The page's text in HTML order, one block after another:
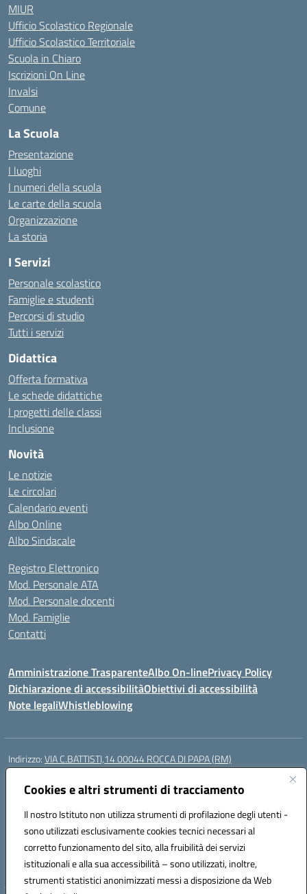
Cookies e altri strumenti di tracciamento
Il nostro Istituto non utilizza strumenti di profilazione degli utenti -
sono utilizzati esclusivamente cookies tecnici necessari al
corretto funzionamento del sito, alla fruibilità dei servizi
istituzionali e alla sua accessibilità – sono utilizzati, inoltre,
strumenti statistici anonimizzati messi a disposizione da Web
MIUR
Ufficio Scolastico Regionale
Ufficio Scolastico Territoriale
Scuola in Chiaro
Iscrizioni On Line
Invalsi
Comune
La Scuola
Presentazione
I luoghi
I numeri della scuola
Le carte della scuola
Organizzazione
La storia
I Servizi
Personale scolastico
Famiglie e studenti
Percorsi di studio
Tutti i servizi
Didattica
Offerta formativa
Le schede didattiche
I progetti delle classi
Inclusione
Novità
Le notizie
Le circolari
Calendario eventi
Albo Online
Albo Sindacale
Registro Elettronico
Mod. Personale ATA
Mod. Personale docenti
Mod. Famiglie
Contatti
Amministrazione TrasparenteAlbo On-linePrivacy Policy
Dichiarazione di accessibilitàObiettivi di accessibilità
Note legaliWhistleblowing
Indirizzo:VIA C.BATTISTI,14 00044 ROCCA DI PAPA (RM)
Centralino:
Posta elettronica certificata (PEC):rmic8aq00n@pec.istruzione.it
Codice fiscale: 84002620585
Codice meccanografico:RMIC8AQ00N
Codice Indice delle Pubbliche Amministrazioni (IPA): istsc_rmic8aq00n
Codice unico di fatturazione (CUF): 7JVJUU